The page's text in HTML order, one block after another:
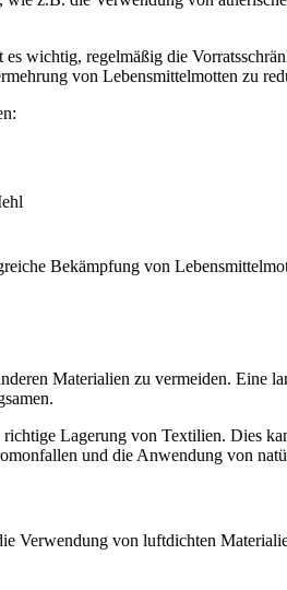
wichtig, regelmäßig die
von Lebensmittelmotten zu
Bekämpfung von
Materialien zu vermeiden. Eine
Lagerung von Textilien. Dies
und die Anwendung von
Verwendung von luftdichten